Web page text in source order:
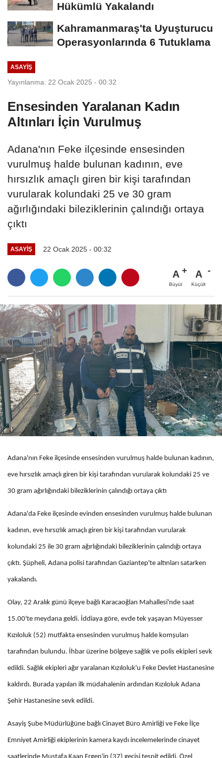
Hükümlü Yakalandı
Kahramanmaraş'ta Uyuşturucu
Operasyonlarında 6 Tutuklama
ASAYİŞ
Yayınlanma: 22 Ocak 2025 - 00:32
Ensesinden Yaralanan Kadın
Altınları İçin Vurulmuş
Adana'nın Feke ilçesinde ensesinden
vurulmuş halde bulunan kadının, eve
hırsızlık amaçlı giren bir kişi tarafından
vurularak kolundaki 25 ve 30 gram
ağırlığındaki bileziklerinin çalındığı ortaya
çıktı
ASAYİŞ 22 Ocak 2025 - 00:32
A
Büyüt
A
Küçült
Adana'nın Feke ilçesinde ensesinden vurulmuş halde bulunan kadının,
eve hırsızlık amaçlı giren bir kişi tarafından vurularak kolundaki 25 ve
30 gram ağırlığındaki bileziklerinin çalındığı ortaya çıktı
Adana'da Feke ilçesinde evinden ensesinden vurulmuş halde bulunan
kadının, eve hırsızlık amaçlı giren bir kişi tarafından vurularak
kolundaki 25 ile 30 gram ağırlığındaki bileziklerinin çalındığı ortaya
çıktı. Şüpheli, Adana polisi tarafından Gaziantep'te altınları satarken
yakalandı.
Olay, 22 Aralık günü ilçeye bağlı Karacaoğlan Mahallesi'nde saat
15.00'te meydana geldi. İddiaya göre, evde tek yaşayan Müyesser
Kızıloluk (52) mutfakta ensesinden vurulmuş halde komşuları
tarafından bulundu. İhbar üzerine bölgeye sağlık ve polis ekipleri sevk
edildi. Sağlık ekipleri ağır yaralanan Kızıloluk'u Feke Devlet Hastanesine
kaldırdı. Burada yapılan ilk müdahalenin ardından Kızıloluk Adana
Şehir Hastanesine sevk edildi.
Asayiş Şube Müdürlüğüne bağlı Cinayet Büro Amirliği ve Feke İlçe
Emniyet Amirliği ekiplerinin kamera kaydı incelemelerinde cinayet